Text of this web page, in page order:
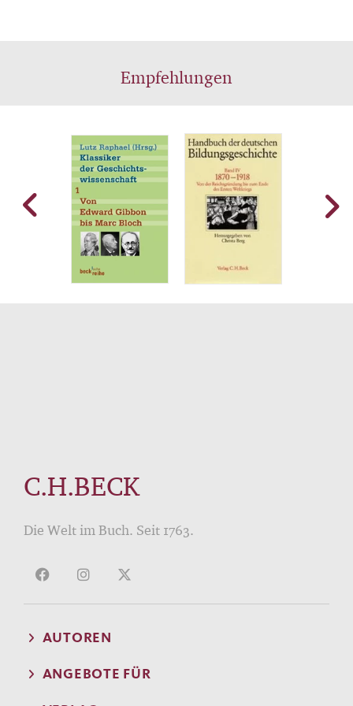
Empfehlungen
C.H.BECK
Die Welt im Buch. Seit 1763.
AUTOREN
ANGEBOTE FÜR